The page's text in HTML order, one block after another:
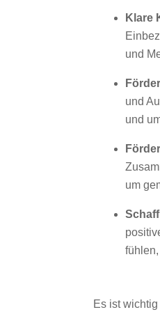
Klare
und
und
und
um
Es ist